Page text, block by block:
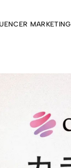
MARKETING